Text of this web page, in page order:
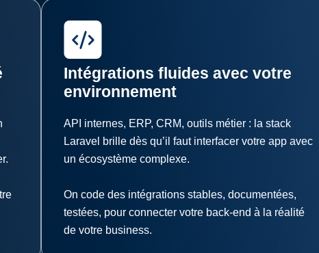
Intégrations fluides avec votre
environnement
API internes, ERP, CRM, outils métier : la stack
Laravel brille dès qu’il faut interfacer votre app avec
un écosystème complexe.
On code des intégrations stables, documentées,
testées, pour connecter votre back-end à la réalité
de votre business.